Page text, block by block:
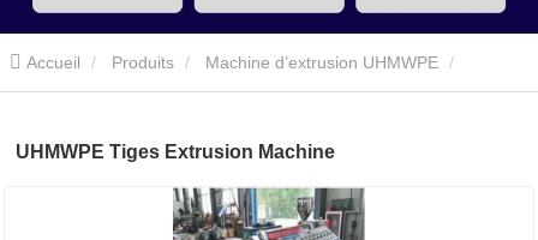
Accueil Produits Machine d’extrusion UHMWPE
UHMWPE Tiges Extrusion Machine